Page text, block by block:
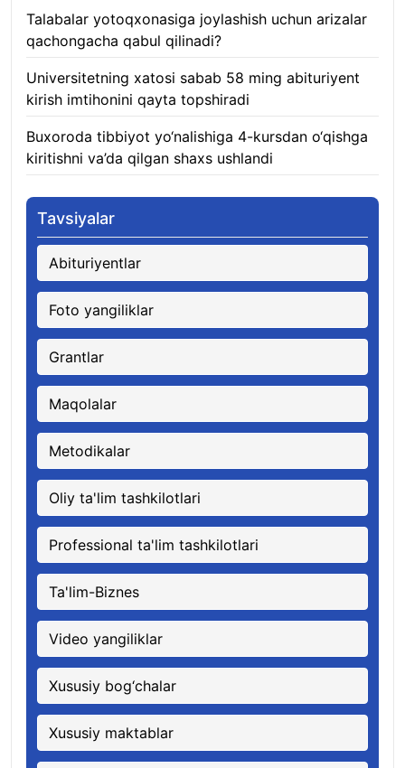
Talabalar yotoqxonasiga joylashish uchun arizalar
qachongacha qabul qilinadi?
Universitetning xatosi sabab 58 ming abituriyent
kirish imtihonini qayta topshiradi
Buxoroda tibbiyot yo‘nalishiga 4-kursdan o‘qishga
kiritishni va’da qilgan shaxs ushlandi
Tavsiyalar
Abituriyentlar
Foto yangiliklar
Grantlar
Maqolalar
Metodikalar
Oliy ta'lim tashkilotlari
Professional ta'lim tashkilotlari
Ta'lim-Biznes
Video yangiliklar
Xususiy bog‘chalar
Xususiy maktablar